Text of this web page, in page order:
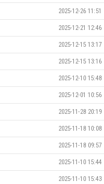
2025-12-26 11:51
2025-12-21 12:46
2025-12-15 13:17
2025-12-15 13:16
2025-12-10 15:48
2025-12-01 10:56
2025-11-28 20:19
2025-11-18 10:08
2025-11-18 09:57
2025-11-10 15:44
2025-11-10 15:43